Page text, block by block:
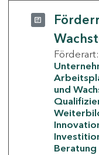
Förderart:
und
Beratung